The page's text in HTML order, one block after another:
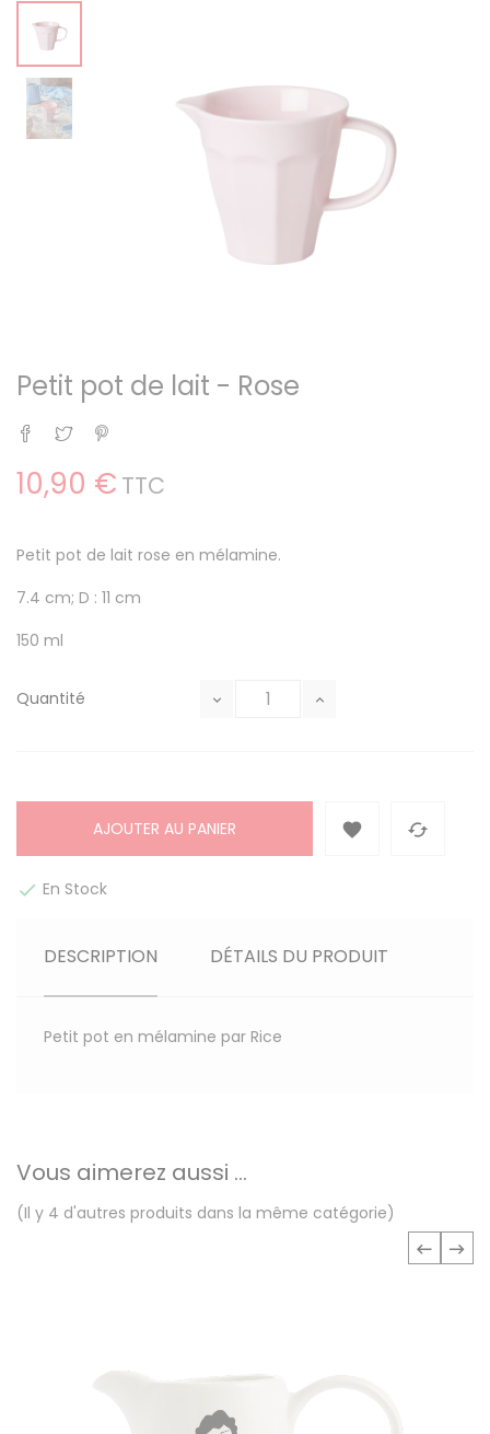
Petit pot de lait - Rose
Partager
Tweet
10,90 € TTC
Petit pot de lait rose en mélamine.
7.4 cm; D : 11 cm
150 ml
Quantité
AJOUTER AU PANIER  
 En Stock
DESCRIPTION DÉTAILS DU PRODUIT
Petit pot en mélamine par Rice
Vous aimerez aussi ...
(Il y 4 d'autres produits dans la même catégorie)